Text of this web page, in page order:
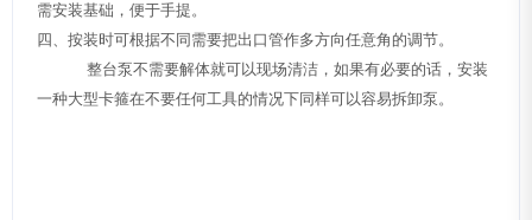
需安装基础，便于手提。
四、按装时可根据不同需要把出口管作多方向任意角的调节。
整台泵不需要解体就可以现场清洁，如果有必要的话，安装
一种大型卡箍在不要任何工具的情况下同样可以容易拆卸泵。